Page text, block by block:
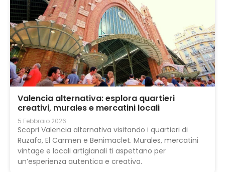
Valencia alternativa: esplora quartieri
creativi, murales e mercatini locali
5 Febbraio 2026
Scopri Valencia alternativa visitando i quartieri di
Ruzafa, El Carmen e Benimaclet. Murales, mercatini
vintage e locali artigianali ti aspettano per
un’esperienza autentica e creativa.